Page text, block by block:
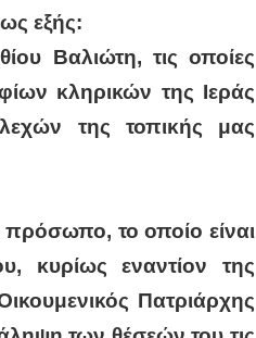
εξής:
Βαλιώτη, τις οποίες
κληρικών της Ιεράς
της τοπικής μας
πρόσωπο, το οποίο είναι
κυρίως εναντίον της
Πατριάρχης